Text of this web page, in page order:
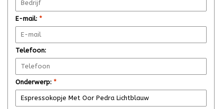
E-mail: *
Telefoon:
Onderwerp: *